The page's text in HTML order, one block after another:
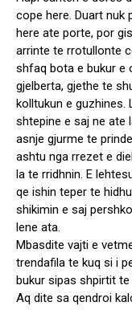
cope here. Duart nuk
here ate porte, por
arrinte te rrotullonte
shfaq bota e bukur e
gjelberta, gjethe te
kolltukun e guzhines.
shtepine e saj ne ate
asnje gjurme te
ashtu nga rrezet e
la te rridhnin. E
qe ishin teper te
shikimin e saj
lene ata.
Mbasdite vajti e
trendafila te kuq si i
bukur sipas shpirtit
Aq dite sa qendroi